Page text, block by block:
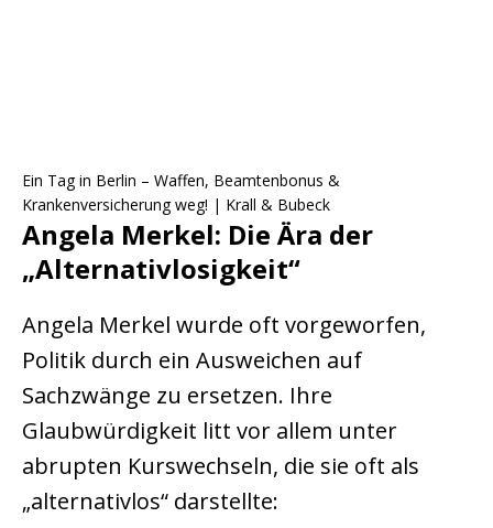
Ein Tag in Berlin – Waffen, Beamtenbonus &
Krankenversicherung weg! | Krall & Bubeck
Angela Merkel: Die Ära der
„Alternativlosigkeit“
Angela Merkel wurde oft vorgeworfen,
Politik durch ein Ausweichen auf
Sachzwänge zu ersetzen. Ihre
Glaubwürdigkeit litt vor allem unter
abrupten Kurswechseln, die sie oft als
„alternativlos“ darstellte: